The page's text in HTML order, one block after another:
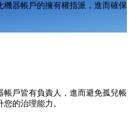
機器帳戶的擁有權指派，進而確保
帳戶皆有負責人，進而避免孤兒帳
的治理能力。